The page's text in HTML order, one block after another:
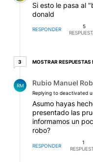
Si esto le pasa al
donald
RESPONDER
5
33 respuestas más
MOSTRAR RESPUESTAS
RM Rubio Manuel
Replying to deactivated
Asumo hayas
presentado las
informamos un
robo?
RESPONDER
1